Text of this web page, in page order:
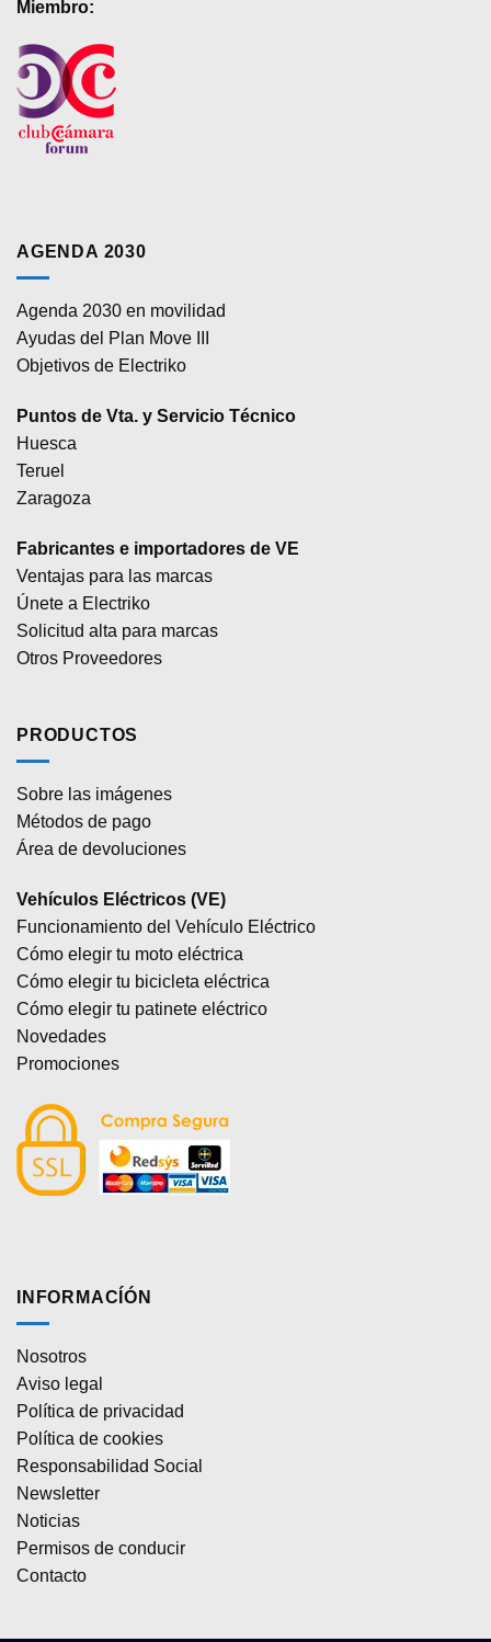
Miembro:
AGENDA 2030
Agenda 2030 en movilidad
Ayudas del Plan Move III
Objetivos de Electriko
Puntos de Vta. y Servicio Técnico
Huesca
Teruel
Zaragoza
Fabricantes e importadores de VE
Ventajas para las marcas
Únete a Electriko
Solicitud alta para marcas
Otros Proveedores
PRODUCTOS
Sobre las imágenes
Métodos de pago
Área de devoluciones
Vehículos Eléctricos (VE)
Funcionamiento del Vehículo Eléctrico
Cómo elegir tu moto eléctrica
Cómo elegir tu bicicleta eléctrica
Cómo elegir tu patinete eléctrico
Novedades
Promociones
INFORMACÍÓN
Nosotros
Aviso legal
Política de privacidad
Política de cookies
Responsabilidad Social
Newsletter
Noticias
Permisos de conducir
Contacto